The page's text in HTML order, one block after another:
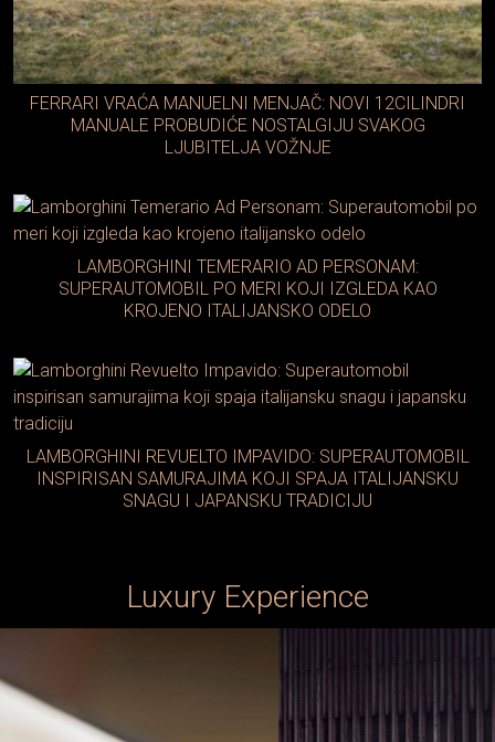
FERRARI VRAĆA MANUELNI MENJAČ: NOVI 12CILINDRI
MANUALE PROBUDIĆE NOSTALGIJU SVAKOG
LJUBITELJA VOŽNJE
LAMBORGHINI TEMERARIO AD PERSONAM:
SUPERAUTOMOBIL PO MERI KOJI IZGLEDA KAO
KROJENO ITALIJANSKO ODELO
LAMBORGHINI REVUELTO IMPAVIDO: SUPERAUTOMOBIL
INSPIRISAN SAMURAJIMA KOJI SPAJA ITALIJANSKU
SNAGU I JAPANSKU TRADICIJU
Luxury Experience